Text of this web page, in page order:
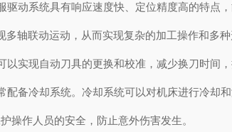
系统具有响应速度快、定位精度高的特点，
联动运动，从而实现复杂的加工操作和多种
现自动刀具的更换和校准，减少换刀时间，
冷却系统。冷却系统可以对机床进行冷却和
作人员的安全，防止意外伤害发生。